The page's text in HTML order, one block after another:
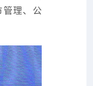
管理、公